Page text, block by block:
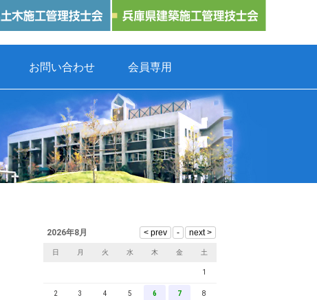
お問い合わせ 会員専用
2026年8月
日 月 火 水 木 金 土
1
2 3 4 5 6 7 8